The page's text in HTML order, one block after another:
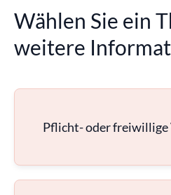
Wählen Sie ein
weitere
Pflicht- oder freiwillige